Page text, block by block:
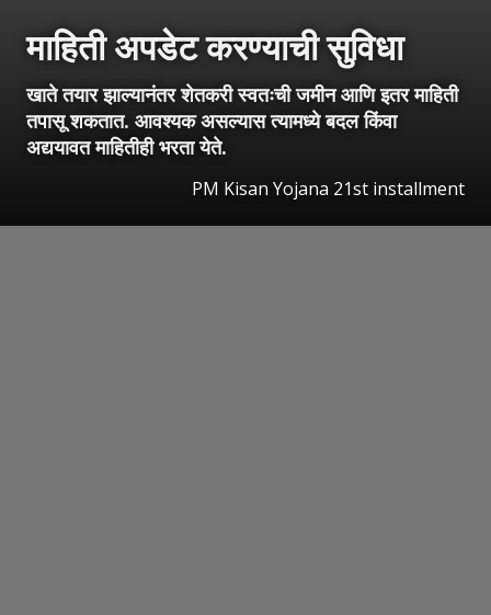
माहिती अपडेट करण्याची सुविधा
खाते तयार झाल्यानंतर शेतकरी स्वतःची जमीन आणि इतर माहिती
तपासू शकतात. आवश्यक असल्यास त्यामध्ये बदल किंवा
अद्ययावत माहितीही भरता येते.
PM Kisan Yojana 21st installment